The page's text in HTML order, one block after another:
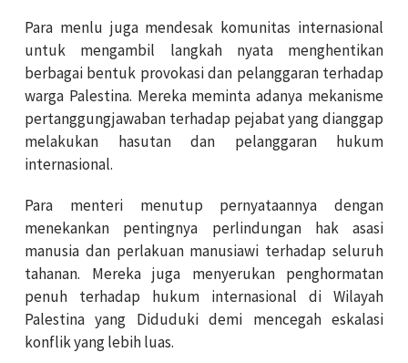
Para menlu juga mendesak komunitas internasional
untuk mengambil langkah nyata menghentikan
berbagai bentuk provokasi dan pelanggaran terhadap
warga Palestina. Mereka meminta adanya mekanisme
pertanggungjawaban terhadap pejabat yang dianggap
melakukan hasutan dan pelanggaran hukum
internasional.
Para menteri menutup pernyataannya dengan
menekankan pentingnya perlindungan hak asasi
manusia dan perlakuan manusiawi terhadap seluruh
tahanan. Mereka juga menyerukan penghormatan
penuh terhadap hukum internasional di Wilayah
Palestina yang Diduduki demi mencegah eskalasi
konflik yang lebih luas.